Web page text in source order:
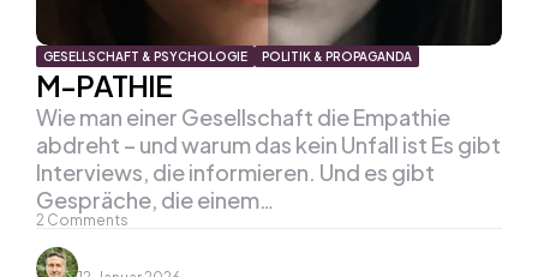
GESELLSCHAFT & PSYCHOLOGIE POLITIK & PROPAGANDA
M-PATHIE
2 Comments
Wie man einer Gesellschaft die Empathie
abdreht – und warum das kein Unfall ist Es gibt
Interviews, die informieren. Und es gibt
Gespräche, die einem…